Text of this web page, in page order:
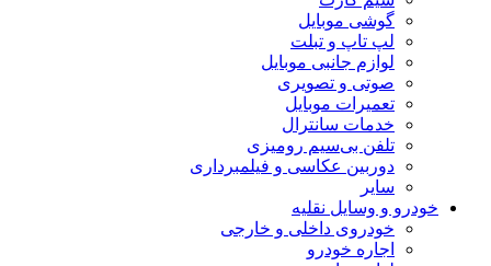
گوشی موبایل
لپ تاپ و تبلت
لوازم جانبی موبایل
صوتی و تصویری
تعمیرات موبایل
خدمات سانترال
تلفن بی‌سیم رومیزی
دوربین عکاسی و فیلمبرداری
سایر
خودرو و وسایل نقلیه
خودروی داخلی و خارجی
اجاره خودرو